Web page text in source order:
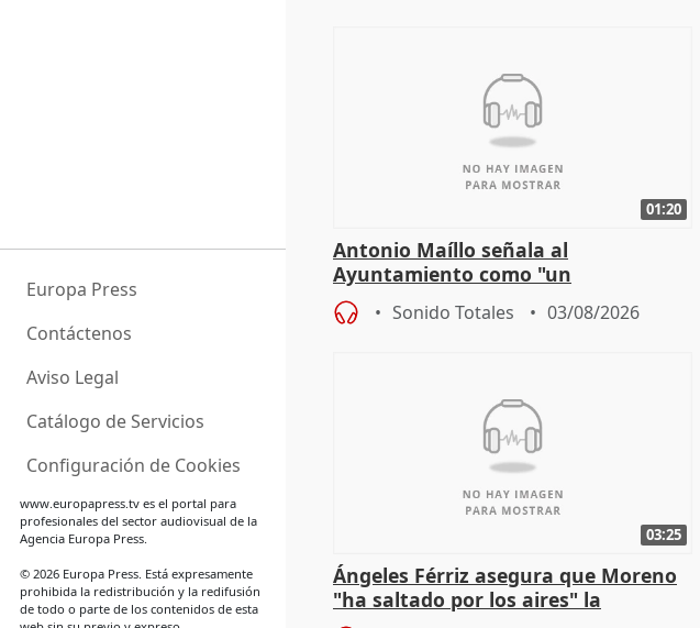
Europa Press
Contáctenos
Aviso Legal
Catálogo de Servicios
Configuración de Cookies
www.europapress.tves el portal para
profesionales del sector audiovisual de la
Agencia Europa Press.
© 2026 Europa Press. Está expresamente
prohibida la redistribución y la redifusión
de todo o parte de los contenidos de esta
01:20
Antonio Maíllo señala al
Ayuntamiento como "un
especulador más" sobre viviendas de
Jiménez Becerril
Sonido Totales 03/08/2026
03:25
Ángeles Férriz asegura que Moreno
"ha saltado por los aires" la